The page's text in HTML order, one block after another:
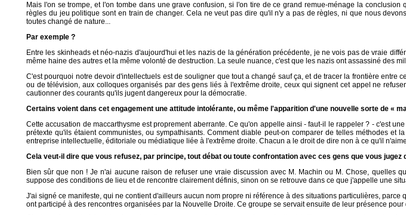
Mais l'on se trompe, et l'on tombe dans une grave confusion, si l'on tire de ce grand remue-ménage la
règles du jeu politique sont en train de changer. Cela ne veut pas dire qu'il n'y a pas de règles, ni que nous
toutes changé de nature...
Par exemple ?
Entre les skinheads et néo-nazis d'aujourd'hui et les nazis de la génération précédente, je ne vois pas de vraie
même haine des autres et la même volonté de destruction. La seule nuance, c'est que les nazis ont assassiné des
C'est pourquoi notre devoir d'intellectuels est de souligner que tout a changé sauf ça, et de tracer la frontière
ou de télévision, aux colloques organisés par des gens liés à l'extrême droite, ceux qui signent cet appel ne
cautionner des courants qu'ils jugent dangereux pour la démocratie.
Certains voient dans cet engagement une attitude intolérante, ou même l'apparition d'une nouvelle sorte de «
Cette accusation de maccarthysme est proprement aberrante. Ce qu'on appelle ainsi - faut-il le rappeler ? - c'est
prétexte qu'ils étaient communistes, ou sympathisants. Comment diable peut-on comparer de telles méthodes
entreprise intellectuelle, éditoriale ou médiatique liée à l'extrême droite. Chacun a le droit de dire non à ce qu'il
Cela veut-il dire que vous refusez, par principe, tout débat ou toute confrontation avec ces gens que vous jugez
Bien sûr que non ! Je n'ai aucune raison de refuser une vraie discussion avec M. Machin ou M. Chose,
suppose des conditions de lieu et de rencontre clairement définis, sinon on se retrouve dans ce que j'appelle une
J'ai signé ce manifeste, qui ne contient d'ailleurs aucun nom propre ni référence à des situations particulières,
ont participé à des rencontres organisées par la Nouvelle Droite. Ce groupe se servait ensuite de leur présence